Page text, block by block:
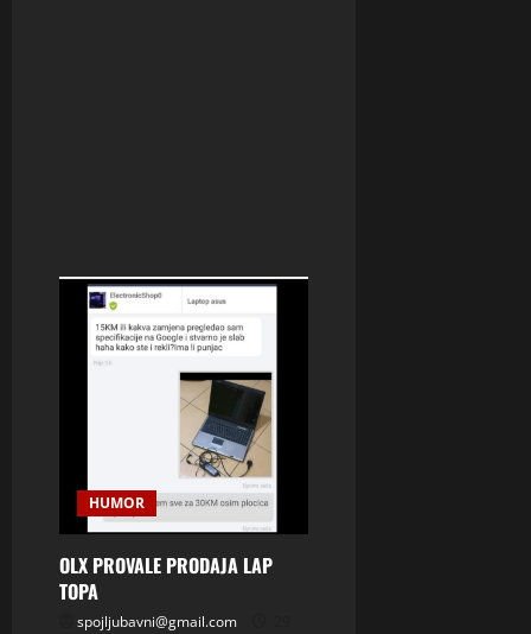
HUMOR
OLX PROVALE PRODAJA LAP
TOPA
spojljubavni@gmail.com